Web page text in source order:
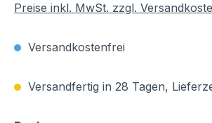
Preise inkl. MwSt. zzgl.
Versandkostenfrei
Versandfertig in 28 Tagen,